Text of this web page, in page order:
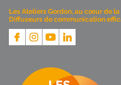
Les Ateliers Gordon, au cœur de
Diffuseurs de communication